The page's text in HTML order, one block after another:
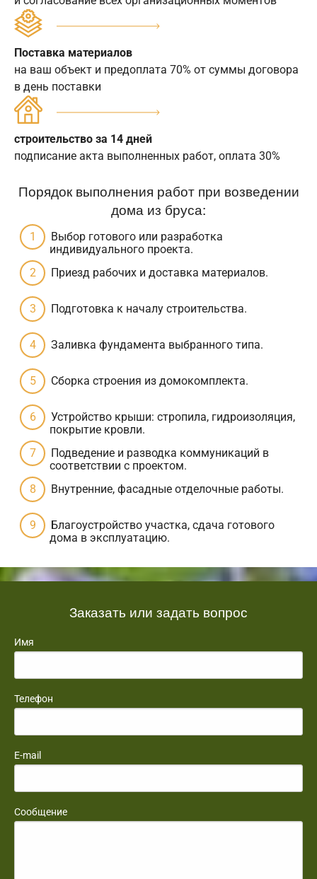
Поставка материалов
на ваш объект и предоплата 70% от суммы договора
в день поставки
строительство за 14 дней
подписание акта выполненных работ, оплата 30%
Порядок выполнения работ при возведении
дома из бруса:
Выбор готового или разработка
индивидуального проекта.
Приезд рабочих и доставка материалов.
Подготовка к началу строительства.
Заливка фундамента выбранного типа.
Сборка строения из домокомплекта.
Устройство крыши: стропила, гидроизоляция,
покрытие кровли.
Подведение и разводка коммуникаций в
соответствии с проектом.
Внутренние, фасадные отделочные работы.
Благоустройство участка, сдача готового
дома в эксплуатацию.
Заказать или задать вопрос
Имя
Телефон
E-mail
Сообщение